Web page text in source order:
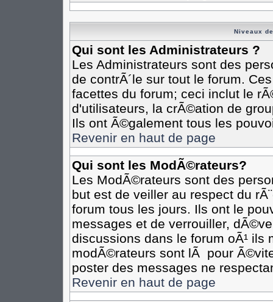
Niveaux
Qui sont les Administrateurs ?
Les Administrateurs sont des
de contrÃ´le sur tout le forum.
facettes du forum; ceci inclut le
d'utilisateurs, la crÃ©ation de
Ils ont Ã©galement tous les
Revenir en haut de page
Qui sont les ModÃ©rateurs?
Les ModÃ©rateurs sont des
but est de veiller au respect du
forum tous les jours. Ils ont le
messages et de verrouiller,
discussions dans le forum oÃ¹ ils
modÃ©rateurs sont lÃ pour
poster des messages ne
Revenir en haut de page